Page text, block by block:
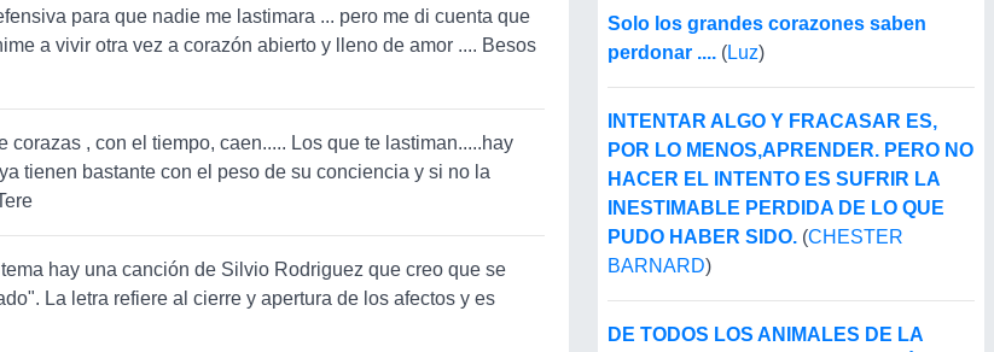
para que nadie me lastimara ... pero me di cuenta que
a vivir otra vez a corazón abierto y lleno de amor .... Besos
corazas , con el tiempo, caen..... Los que te lastiman.....hay
tienen bastante con el peso de su conciencia y si no la
hay una canción de Silvio Rodriguez que creo que se
La letra refiere al cierre y apertura de los afectos y es
Solo los grandes corazones saben
perdonar .... (Luz)
INTENTAR ALGO Y FRACASAR ES,
POR LO MENOS,APRENDER. PERO NO
HACER EL INTENTO ES SUFRIR LA
INESTIMABLE PERDIDA DE LO QUE
PUDO HABER SIDO. (CHESTER
BARNARD)
DE TODOS LOS ANIMALES DE LA